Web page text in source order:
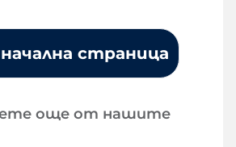
страница
още от нашите